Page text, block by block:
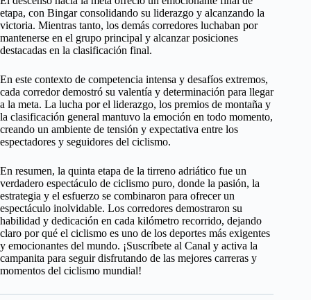
etapa, con Bingar consolidando su liderazgo y alcanzando la
victoria. Mientras tanto, los demás corredores luchaban por
mantenerse en el grupo principal y alcanzar posiciones
destacadas en la clasificación final.
En este contexto de competencia intensa y desafíos extremos,
cada corredor demostró su valentía y determinación para llegar
a la meta. La lucha por el liderazgo, los premios de montaña y
la clasificación general mantuvo la emoción en todo momento,
creando un ambiente de tensión y expectativa entre los
espectadores y seguidores del ciclismo.
En resumen, la quinta etapa de la tirreno adriático fue un
verdadero espectáculo de ciclismo puro, donde la pasión, la
estrategia y el esfuerzo se combinaron para ofrecer un
espectáculo inolvidable. Los corredores demostraron su
habilidad y dedicación en cada kilómetro recorrido, dejando
claro por qué el ciclismo es uno de los deportes más exigentes
y emocionantes del mundo. ¡Suscríbete al Canal y activa la
campanita para seguir disfrutando de las mejores carreras y
momentos del ciclismo mundial!